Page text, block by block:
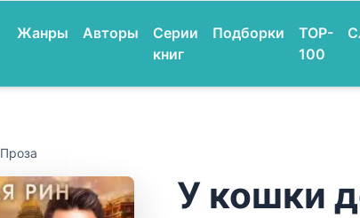
Жанры Авторы
Серии
книг
Подборки
TOP-
100
Проза
У кошки